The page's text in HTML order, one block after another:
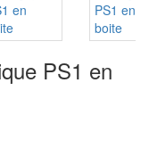
PS1 en